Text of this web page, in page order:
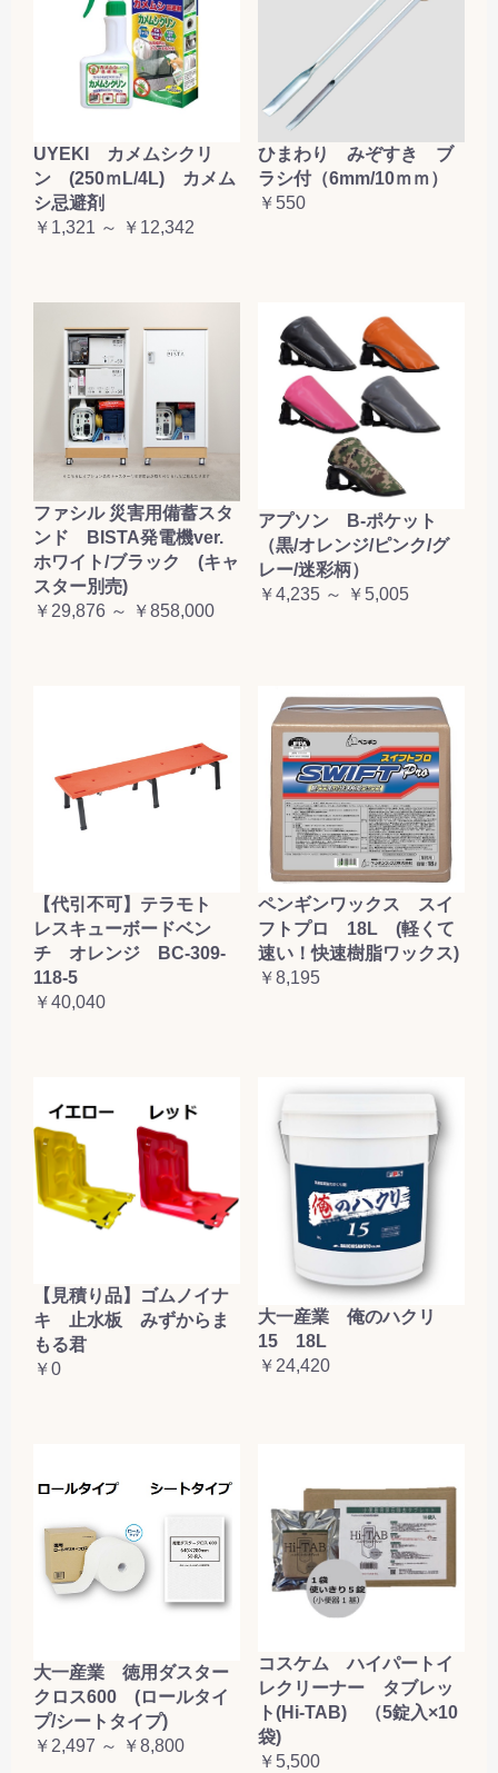
お買い物を続ける カートへ進む
UYEKI カメムシクリ
ン (250ｍL/4L) カメム
シ忌避剤
￥1,321 ～ ￥12,342
ひまわり みぞすき ブ
ラシ付（6mm/10ｍｍ）
￥550
ファシル 災害用備蓄スタ
ンド BISTA発電機ver.
ホワイト/ブラック (キャ
スター別売)
￥29,876 ～ ￥858,000
アプソン B-ポケット
（黒/オレンジ/ピンク/グ
レー/迷彩柄）
￥4,235 ～ ￥5,005
【代引不可】テラモト
レスキューボードベン
チ オレンジ BC-309-
118-5
￥40,040
ペンギンワックス スイ
フトプロ 18L (軽くて
速い！快速樹脂ワックス)
￥8,195
【見積り品】ゴムノイナ
キ 止水板 みずからま
もる君
￥0
大一産業 俺のハクリ
15 18L
￥24,420
大一産業 徳用ダスター
クロス600 (ロールタイ
プ/シートタイプ)
￥2,497 ～ ￥8,800
コスケム ハイパートイ
レクリーナー タブレッ
ト(Hi-TAB) （5錠入×10
袋)
￥5,500